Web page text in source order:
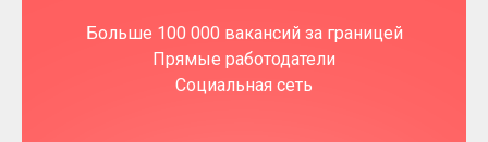
Больше 100 000 вакансий за границей
Прямые работодатели
Социальная сеть